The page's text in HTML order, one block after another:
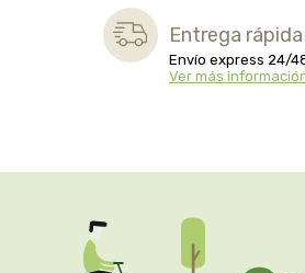
Entrega rápida
Envío express 24/
Ver más
calmmabis
camaleon
carrau y cia- sara
casa ibañez